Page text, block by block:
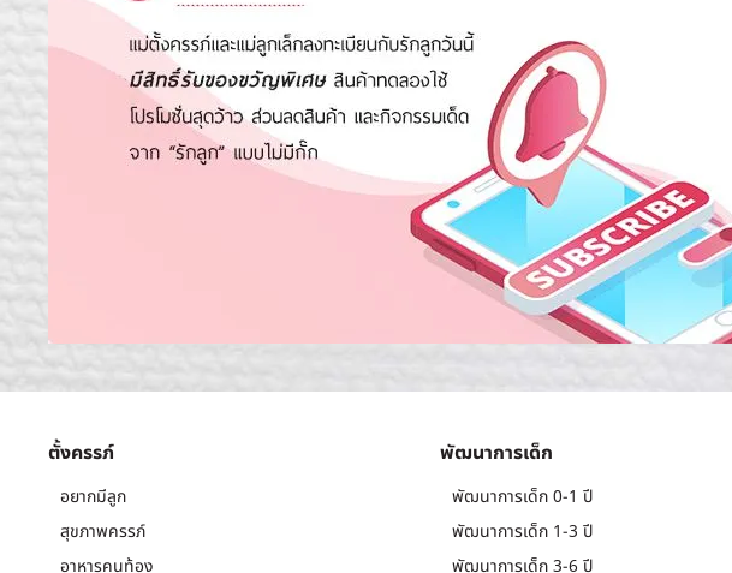
ตั้งครรภ์
อยากมีลูก
สุขภาพครรภ์
อาหารคนท้อง
พัฒนาการเด็ก
พัฒนาการเด็ก 0-1 ปี
พัฒนาการเด็ก 1-3 ปี
พัฒนาการเด็ก 3-6 ปี